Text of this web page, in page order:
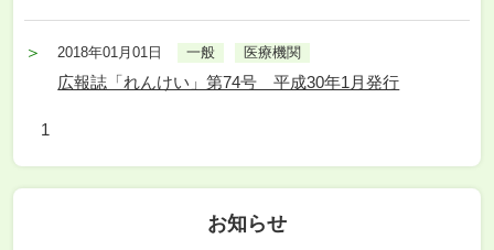
2018年01月01日 一般 医療機関
広報誌「れんけい」第74号 平成30年1月発行
1
お知らせ